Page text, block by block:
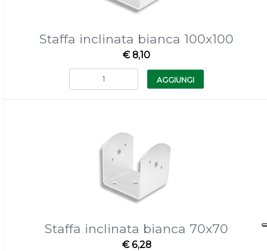
Staffa inclinata bianca 100x100
€ 8,10
Quantità
AGGIUNGI
Staffa inclinata bianca 70x70
€ 6,28